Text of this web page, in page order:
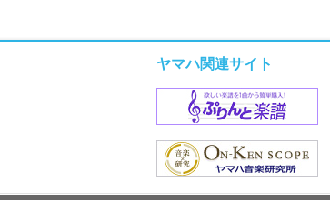
ヤマハ関連サイト